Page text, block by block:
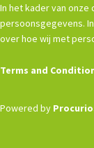
In het kader van
persoonsgegevens.
over hoe wij met
Terms and
Powered by